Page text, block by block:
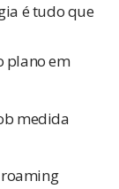
é tudo que
plano em
medida